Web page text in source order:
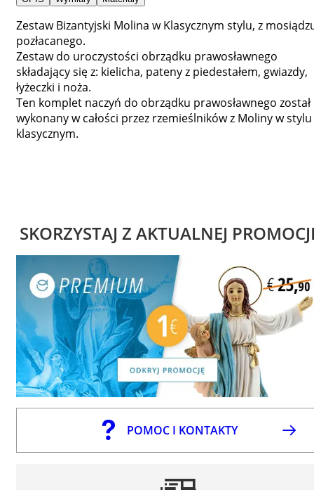
Zestaw Bizantyjski Molina w Klasycznym stylu, z
pozłacanego.
Zestaw do uroczystości obrządku prawosławnego
składający się z: kielicha, pateny z piedestałem, gwiazdy,
łyżeczki i noża.
Ten komplet naczyń do obrządku prawosławnego został
wykonany w całości przez rzemieślników z Moliny w stylu
klasycznym.
SKORZYSTAJ Z AKTUALNEJ
POMOC I KONTAKTY